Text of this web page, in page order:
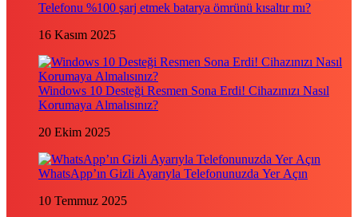
Telefonu %100 şarj etmek batarya ömrünü kısaltır mı?
16 Kasım 2025
Windows 10 Desteği Resmen Sona Erdi! Cihazınızı Nasıl
Korumaya Almalısınız?
20 Ekim 2025
WhatsApp’ın Gizli Ayarıyla Telefonunuzda Yer Açın
10 Temmuz 2025